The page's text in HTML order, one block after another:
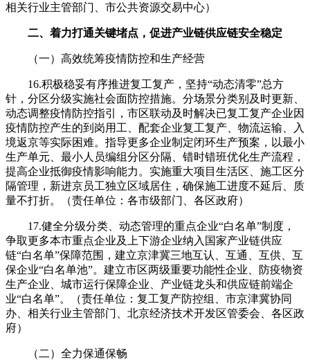
相关行业主管部门、市公共资源交易中心）
二、着力打通关键堵点，促进产业链供应链安全稳定
（一）高效统筹疫情防控和生产经营
16.积极稳妥有序推进复工复产，坚持“动态清零”总方
针，分区分级实施社会面防控措施。分场景分类别及时更新、
动态调整疫情防控指引，市区联动及时解决已复工复产企业因
疫情防控产生的到岗用工、配套企业复工复产、物流运输、入
境返京等实际困难。指导更多企业制定闭环生产预案，以最小
生产单元、最小人员编组分区分隔、错时错班优化生产流程，
提高企业抵御疫情影响能力。实施重大项目生活区、施工区分
隔管理，新进京员工独立区域居住，确保施工进度不延后、质
量不打折。（责任单位：各市级部门、各区政府）
17.健全分级分类、动态管理的重点企业“白名单”制度，
争取更多本市重点企业及上下游企业纳入国家产业链供应
链“白名单”保障范围，建立京津冀三地互认、互通、互供、互
保企业“白名单池”。建立市区两级重要功能性企业、防疫物资
生产企业、城市运行保障企业、产业链龙头和供应链前端企
业“白名单”。（责任单位：复工复产防控组、市京津冀协同
办、相关行业主管部门、北京经济技术开发区管委会、各区政
府）
（二）全力保通保畅